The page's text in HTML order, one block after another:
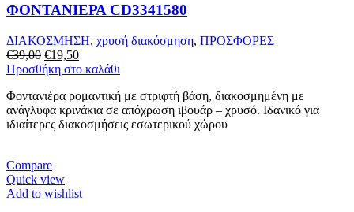
ΦΟΝΤΑΝΙΕΡΑ CD3341580
ΔΙΑΚΟΣΜΗΣΗ, χρυσή διακόσμηση, ΠΡΟΣΦΟΡΕΣ
€39,00 Original
price
€39,00.
€19,50Η
τρέχουσα
είναι:
€19,50.
Προσθήκη στο καλάθι
Φοντανιέρα ρομαντική με στριφτή βάση, διακοσμημένη με
ανάγλυφα κρινάκια σε απόχρωση ιβουάρ – χρυσό. Ιδανικό για
ιδιαίτερες διακοσμήσεις εσωτερικού χώρου
Compare
Quick view
Add to wishlist